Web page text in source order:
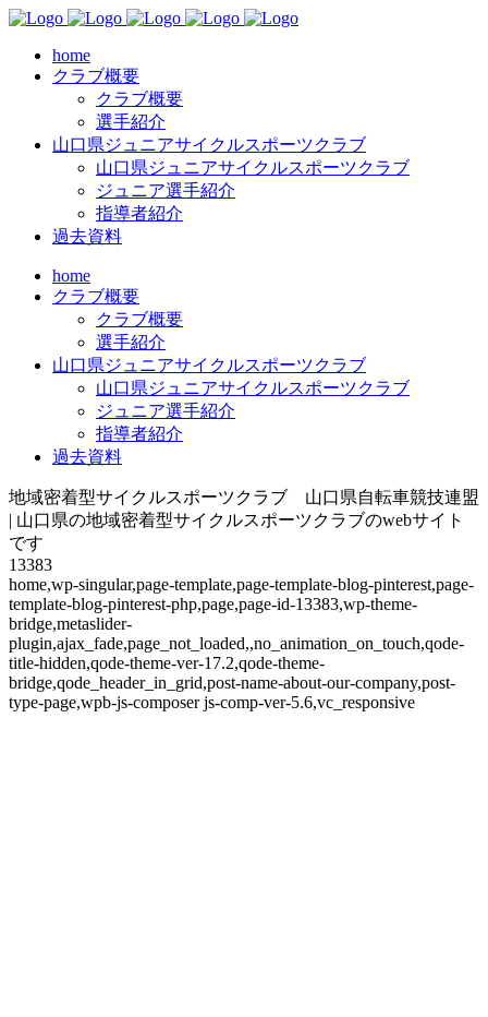
home
クラブ概要
クラブ概要
選手紹介
山口県ジュニアサイクルスポーツクラブ
山口県ジュニアサイクルスポーツクラブ
ジュニア選手紹介
指導者紹介
過去資料
home
クラブ概要
クラブ概要
選手紹介
山口県ジュニアサイクルスポーツクラブ
山口県ジュニアサイクルスポーツクラブ
ジュニア選手紹介
指導者紹介
過去資料
地域密着型サイクルスポーツクラブ 山口県自転車競技連盟
| 山口県の地域密着型サイクルスポーツクラブのwebサイト
です
13383
home,wp-singular,page-template,page-template-blog-pinterest,page-
template-blog-pinterest-php,page,page-id-13383,wp-theme-
bridge,metaslider-
plugin,ajax_fade,page_not_loaded,,no_animation_on_touch,qode-
title-hidden,qode-theme-ver-17.2,qode-theme-
bridge,qode_header_in_grid,post-name-about-our-company,post-
type-page,wpb-js-composer js-comp-ver-5.6,vc_responsive